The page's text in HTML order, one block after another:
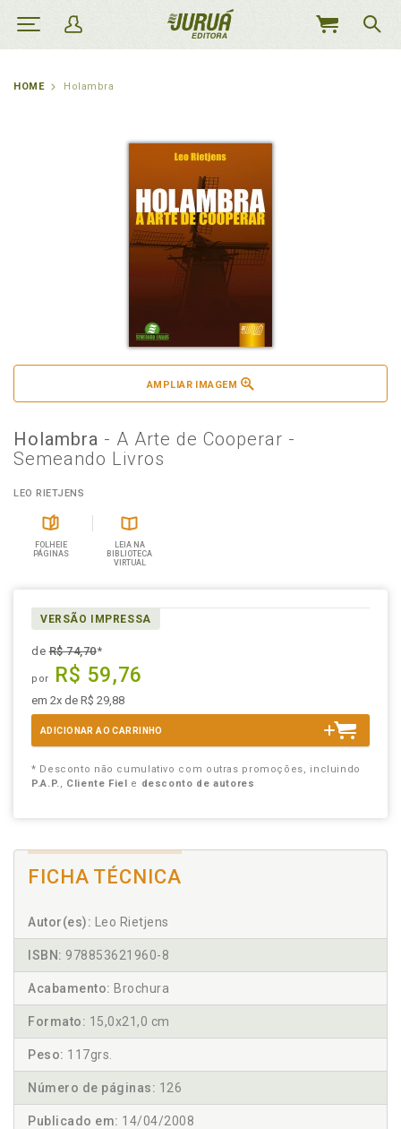
MEU
HOME Holambra
AMPLIAR IMAGEM
Holambra - A Arte de Cooperar -
Semeando Livros
LEO RIETJENS
FOLHEIE
PÁGINAS
LEIA NA
BIBLIOTECA
VIRTUAL
VERSÃO IMPRESSA
deR$ 74,70*
por R$ 59,76
em 2x de R$ 29,88
ADICIONAR AO CARRINHO
* Desconto não cumulativo com outras promoções, incluindo
P.A.P., Cliente Fiel e desconto de autores
FICHA TÉCNICA
Autor(es): Leo Rietjens
ISBN: 978853621960-8
Acabamento: Brochura
Formato: 15,0x21,0 cm
Peso: 117grs.
Número de páginas: 126
Publicado em: 14/04/2008